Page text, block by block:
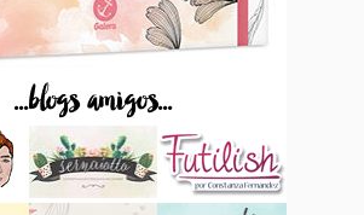
...blogs amigos...